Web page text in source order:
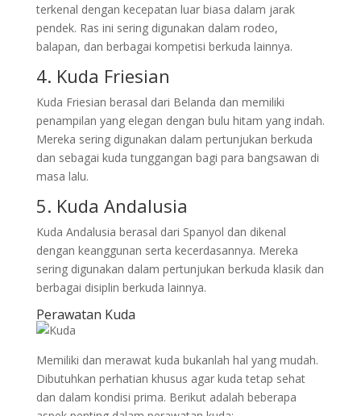
terkenal dengan kecepatan luar biasa dalam jarak
pendek. Ras ini sering digunakan dalam rodeo,
balapan, dan berbagai kompetisi berkuda lainnya.
4. Kuda Friesian
Kuda Friesian berasal dari Belanda dan memiliki
penampilan yang elegan dengan bulu hitam yang indah.
Mereka sering digunakan dalam pertunjukan berkuda
dan sebagai kuda tunggangan bagi para bangsawan di
masa lalu.
5. Kuda Andalusia
Kuda Andalusia berasal dari Spanyol dan dikenal
dengan keanggunan serta kecerdasannya. Mereka
sering digunakan dalam pertunjukan berkuda klasik dan
berbagai disiplin berkuda lainnya.
Perawatan Kuda
Memiliki dan merawat kuda bukanlah hal yang mudah.
Dibutuhkan perhatian khusus agar kuda tetap sehat
dan dalam kondisi prima. Berikut adalah beberapa